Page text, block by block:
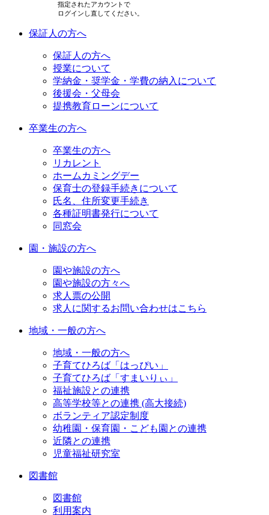
指定されたアカウントで
ログインし直してください。
保証人の方へ
保証人の方へ
授業について
学納金・奨学金・学費の納入について
後援会・父母会
提携教育ローンについて
卒業生の方へ
卒業生の方へ
リカレント
ホームカミングデー
保育士の登録手続きについて
氏名、住所変更手続き
各種証明書発行について
同窓会
園・施設の方へ
園や施設の方へ
園や施設の方々へ
求人票の公開
求人に関するお問い合わせはこちら
地域・一般の方へ
地域・一般の方へ
子育てひろば「はっぴい」
子育てひろば「すまいりぃ」
福祉施設との連携
高等学校等との連携 (高大接続)
ボランティア認定制度
幼稚園・保育園・こども園との連携
近隣との連携
児童福祉研究室
図書館
図書館
利用案内